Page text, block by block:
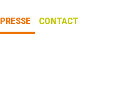
PRESSE CONTACT